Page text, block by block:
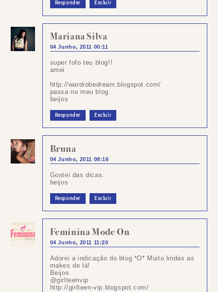
Responder Excluir
Mariana Silva
04 Junho, 2011 00:11
super fofo teu blog!!
amei
http://wardrobedream.blogspot.com/
passa no meu blog
beijos
Responder Excluir
Bruna
04 Junho, 2011 08:16
Gostei das dicas.
beijos
Responder Excluir
Feminina Mode On
04 Junho, 2011 11:20
Adorei a indicação do blog *O* Muito lindas as
makes de lá!
Beijos
@girlteenvip
http://girlteen-vip.blogspot.com/